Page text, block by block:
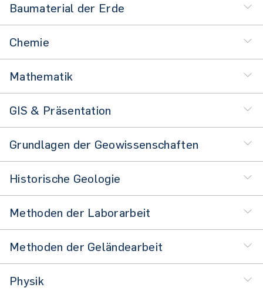
Baumaterial der Erde
Chemie
Mathematik
GIS & Präsentation
Grundlagen der Geowissenschaften
Historische Geologie
Methoden der Laborarbeit
Methoden der Geländearbeit
Physik